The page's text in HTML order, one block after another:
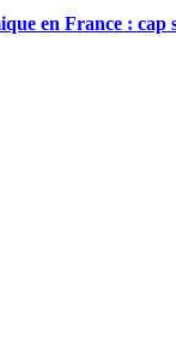
en France : cap